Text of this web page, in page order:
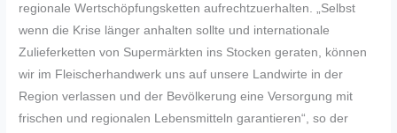
regionale Wertschöpfungsketten aufrechtzuerhalten. „Selbst
wenn die Krise länger anhalten sollte und internationale
Zulieferketten von Supermärkten ins Stocken geraten, können
wir im Fleischerhandwerk uns auf unsere Landwirte in der
Region verlassen und der Bevölkerung eine Versorgung mit
frischen und regionalen Lebensmitteln garantieren“, so der